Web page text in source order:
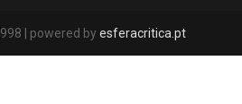
| powered by esferacritica.pt